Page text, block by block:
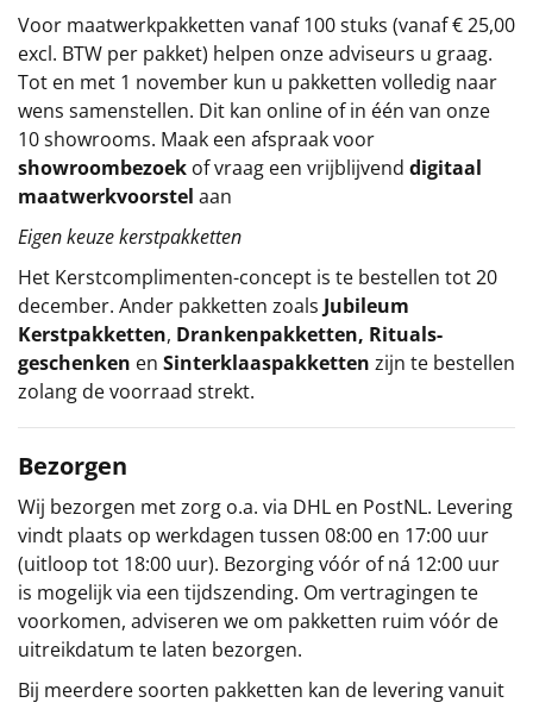
Alle overige
Voor maatwerkpakketten vanaf 100 stuks (vanaf € 25,00
excl. BTW per pakket) helpen onze adviseurs u graag.
Tot en met 1 november kun u pakketten volledig naar
wens samenstellen. Dit kan online of in één van onze
10 showrooms. Maak een afspraak voor
showroombezoek of vraag een vrijblijvend digitaal
maatwerkvoorstel aan
Eigen keuze kerstpakketten
Het Kerstcomplimenten-concept is te bestellen tot 20
december. Ander pakketten zoals Jubileum
Kerstpakketten, Drankenpakketten, Rituals-
geschenken en Sinterklaaspakketten zijn te bestellen
zolang de voorraad strekt.
Bezorgen
Wij bezorgen met zorg o.a. via DHL en PostNL. Levering
vindt plaats op werkdagen tussen 08:00 en 17:00 uur
(uitloop tot 18:00 uur). Bezorging vóór of ná 12:00 uur
is mogelijk via een tijdszending. Om vertragingen te
voorkomen, adviseren we om pakketten ruim vóór de
uitreikdatum te laten bezorgen.
Bij meerdere soorten pakketten kan de levering vanuit